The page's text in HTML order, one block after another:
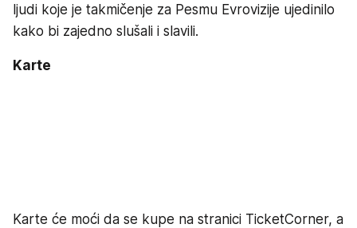
ljudi koje je takmičenje za Pesmu Evrovizije ujedinilo
kako bi zajedno slušali i slavili.
Karte
Karte će moći da se kupe na stranici TicketCorner, a